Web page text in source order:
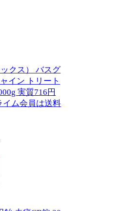
クス） バスグ
イン トリート
実質716円
イム会員は送料